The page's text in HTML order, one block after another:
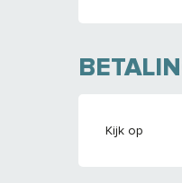
Kijk op